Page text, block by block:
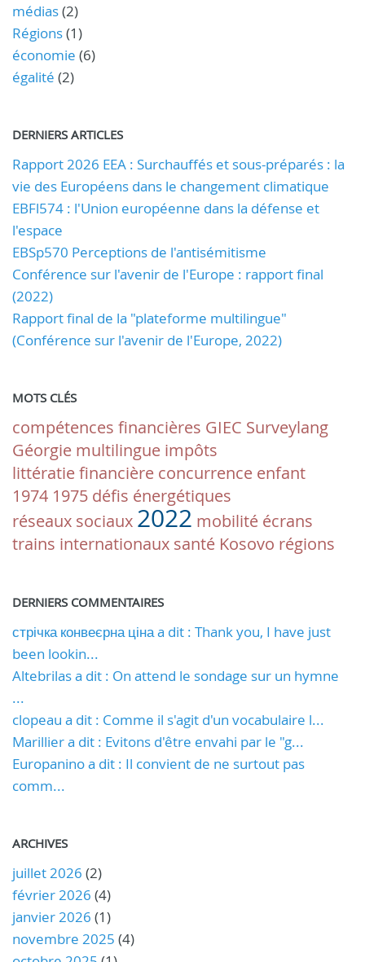
médias(2)
Régions(1)
économie (6)
égalité (2)
DERNIERS ARTICLES
Rapport 2026 EEA : Surchauffés et sous-préparés : la
vie des Européens dans le changement climatique
EBFl574 : l'Union européenne dans la défense et
l'espace
EBSp570 Perceptions de l'antisémitisme
Conférence sur l'avenir de l'Europe : rapport final
(2022)
Rapport final de la "plateforme multilingue"
(Conférence sur l'avenir de l'Europe, 2022)
MOTS CLÉS
compétences financières GIEC Surveylang
Géorgie multilingue impôts
littératie financière concurrence enfant
1974 1975 défis énergétiques
réseaux sociaux 2022 mobilité écrans
trains internationaux santé Kosovo régions
DERNIERS COMMENTAIRES
стрічка конвеєрна ціна a dit : Thank you, I have just
been lookin...
Altebrilas a dit : On attend le sondage sur un hymne
...
clopeau a dit : Comme il s'agit d'un vocabulaire l...
Marillier a dit : Evitons d'être envahi par le "g...
Europanino a dit : Il convient de ne surtout pas
comm...
ARCHIVES
juillet 2026 (2)
février 2026 (4)
janvier 2026 (1)
novembre 2025 (4)